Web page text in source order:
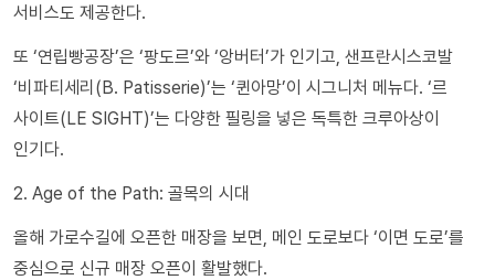
서비스도 제공한다.
또 ‘연립빵공장’은 ‘팡도르’와 ‘앙버터’가 인기고, 샌프란시스코발
‘비파티세리(B. Patisserie)’는 ‘퀸아망’이 시그니처 메뉴다. ‘르
사이트(LE SIGHT)’는 다양한 필링을 넣은 독특한 크루아상이
인기다.
2. Age of the Path: 골목의 시대
올해 가로수길에 오픈한 매장을 보면, 메인 도로보다 ‘이면 도로’를
중심으로 신규 매장 오픈이 활발했다.